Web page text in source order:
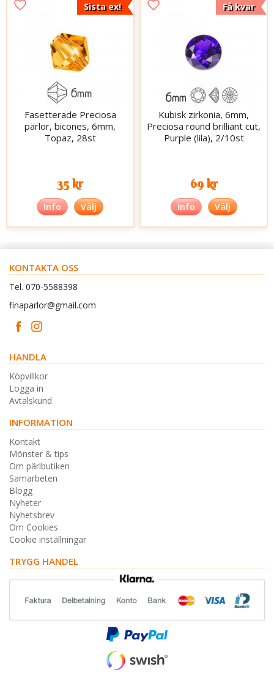
Sista ex!
Fasetterade Preciosa
pärlor, bicones, 6mm,
Topaz, 28st
35 kr
Info Välj
Få kvar
Kubisk zirkonia, 6mm,
Preciosa round brilliant cut,
Purple (lila), 2/10st
69 kr
Info Välj
KONTAKTA OSS
Tel. 070-5588398
finaparlor@gmail.com
HANDLA
Köpvillkor
Logga in
Avtalskund
INFORMATION
Kontakt
Mönster & tips
Om pärlbutiken
Samarbeten
Blogg
Nyheter
Nyhetsbrev
Om Cookies
Cookie inställningar
TRYGG HANDEL